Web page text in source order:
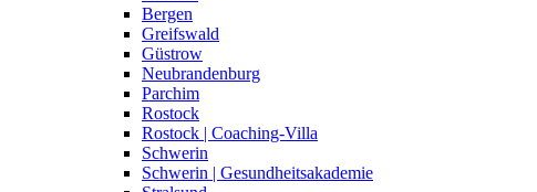
Bergen
Greifswald
Güstrow
Neubrandenburg
Parchim
Rostock
Rostock | Coaching-Villa
Schwerin
Schwerin | Gesundheitsakademie